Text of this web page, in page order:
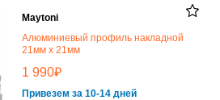
Maytoni
Алюминиевый профиль накладной
21мм x 21мм
1 990₽
Привезем за 10-14 дней